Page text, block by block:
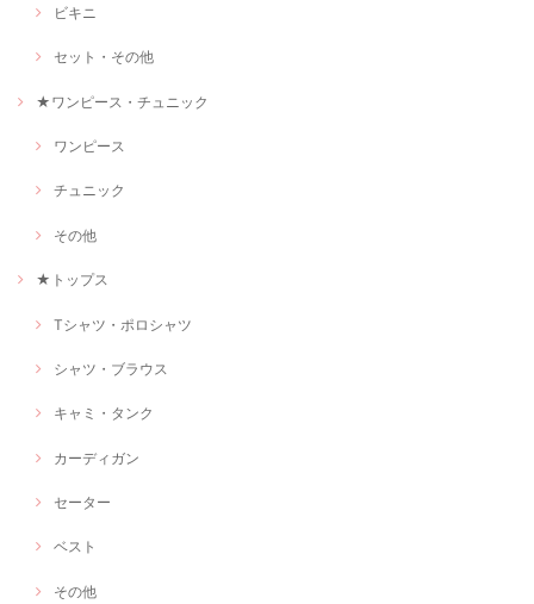
ビキニ
セット・その他
★ワンピース・チュニック
ワンピース
チュニック
その他
★トップス
Tシャツ・ポロシャツ
シャツ・ブラウス
キャミ・タンク
カーディガン
セーター
ベスト
その他